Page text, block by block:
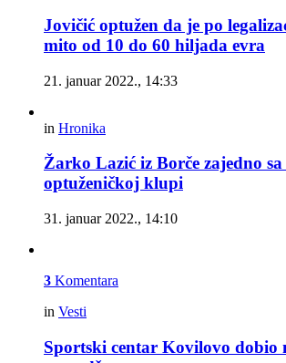
Jovičić optužen da je po
mito od 10 do 60 hiljada evra
21. januar 2022., 14:33
in Hronika
Žarko Lazić iz Borče zajedno
optuženičkoj klupi
31. januar 2022., 14:10
3 Komentara
in Vesti
Sportski centar Kovilovo dobio